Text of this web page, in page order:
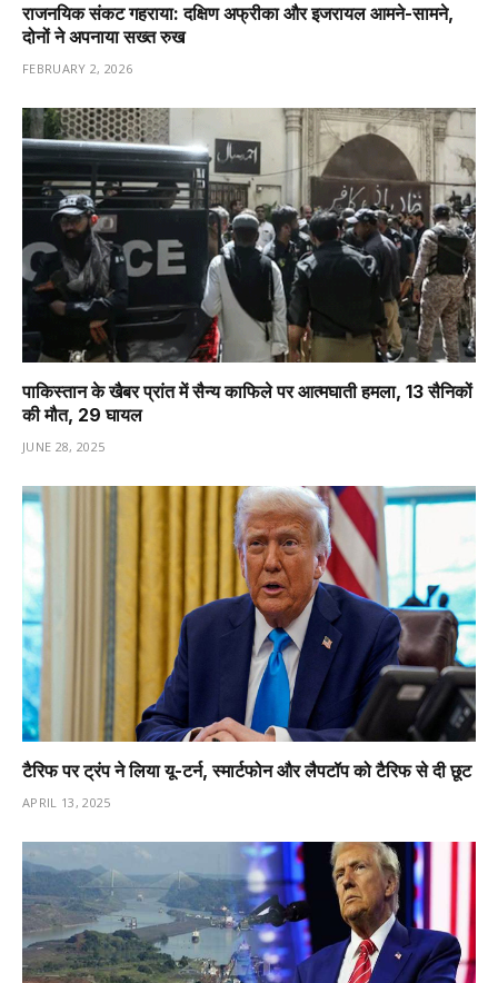
राजनयिक संकट गहराया: दक्षिण अफ्रीका और इजरायल आमने-सामने,
दोनों ने अपनाया सख्त रुख
FEBRUARY 2, 2026
पाकिस्तान के खैबर प्रांत में सैन्य काफिले पर आत्मघाती हमला, 13 सैनिकों
की मौत, 29 घायल
JUNE 28, 2025
टैरिफ पर ट्रंप ने लिया यू-टर्न, स्मार्टफोन और लैपटॉप को टैरिफ से दी छूट
APRIL 13, 2025